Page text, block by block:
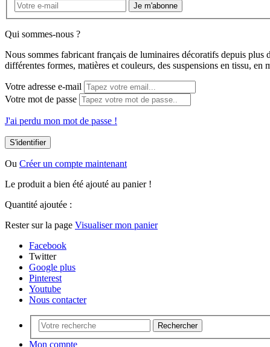
Je m'abonne
Qui sommes-nous ?
Nous sommes fabricant français de luminaires décoratifs depuis plus
différentes formes, matières et couleurs, des suspensions en tissu,
Votre adresse e-mail
Votre mot de passe
J'ai perdu mon mot de passe !
S'identifier
Ou Créer un compte maintenant
Le produit a bien été ajouté au panier !
Quantité ajoutée :
Rester sur la page Visualiser mon panier
Facebook
Twitter
Google plus
Pinterest
Youtube
Nous contacter
Rechercher
Mon compte